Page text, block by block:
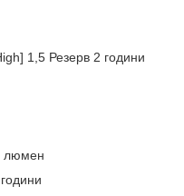
1,5 Резерв 2 години
люмен